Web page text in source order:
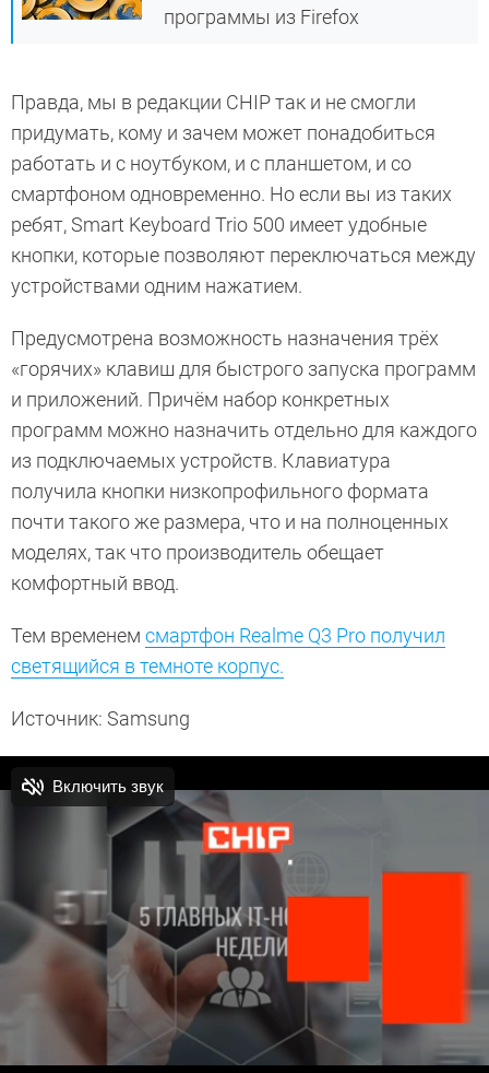
программы из Firefox
Правда, мы в редакции CHIP так и не смогли
придумать, кому и зачем может понадобиться
работать и с ноутбуком, и с планшетом, и со
смартфоном одновременно. Но если вы из таких
ребят, Smart Keyboard Trio 500 имеет удобные
кнопки, которые позволяют переключаться между
устройствами одним нажатием.
Предусмотрена возможность назначения трёх
«горячих» клавиш для быстрого запуска программ
и приложений. Причём набор конкретных
программ можно назначить отдельно для каждого
из подключаемых устройств. Клавиатура
получила кнопки низкопрофильного формата
почти такого же размера, что и на полноценных
моделях, так что производитель обещает
комфортный ввод.
Тем временем смартфон Realme Q3 Pro получил
светящийся в темноте корпус.
Источник: Samsung